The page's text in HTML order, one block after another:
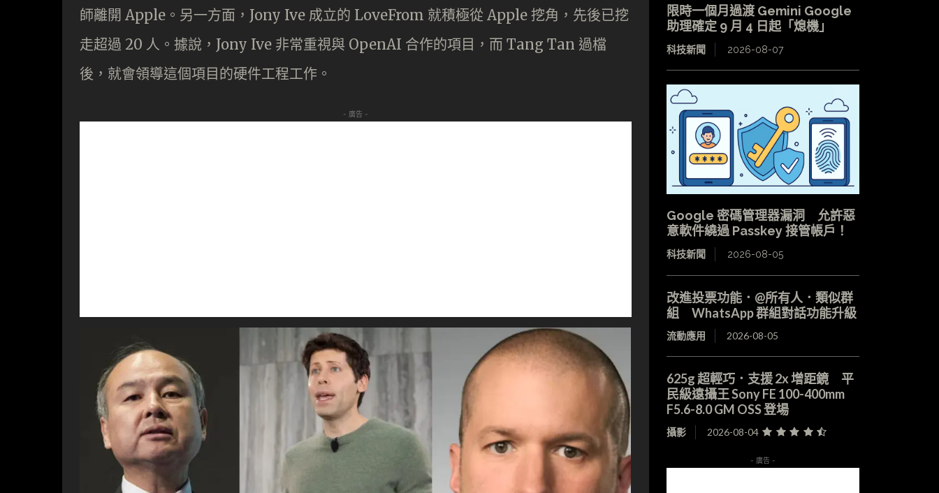
師離開 Apple。另一方面，Jony Ive 成立的 LoveFrom 就積極從 Apple 挖角，先後已挖
走超過 20 人。據說，Jony Ive 非常重視與 OpenAI 合作的項目，而 Tang Tan 過檔
後，就會領導這個項目的硬件工程工作。
- 廣告 -
限時一個月過渡 Gemini Google
助理確定 9 月 4 日起「熄機」
科技新聞 2026-08-07
Google 密碼管理器漏洞 允許惡
意軟件繞過 Passkey 接管帳戶！
科技新聞 2026-08-05
改進投票功能．@所有人．類似群
組 WhatsApp 群組對話功能升級
流動應用 2026-08-05
625g 超輕巧．支援 2x 增距鏡 平
民級遠攝王 Sony FE 100-400mm
F5.6-8.0 GM OSS 登場
攝影 2026-08-04
- 廣告 -